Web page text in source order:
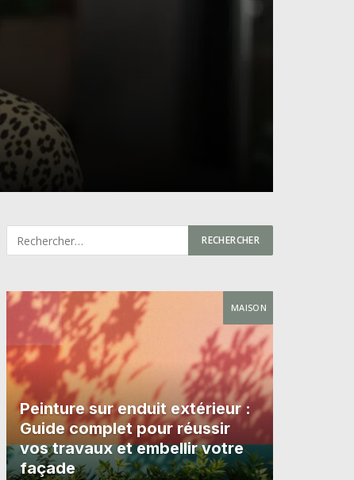
MAISON
Peinture sur enduit extérieur :
Guide complet pour réussir
vos travaux et embellir votre
façade